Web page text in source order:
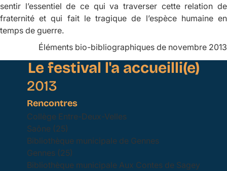
sentir l’essentiel de ce qui va traverser cette relation de
fraternité et qui fait le tragique de l’espèce humaine en
temps de guerre.
Éléments bio-bibliographiques de novembre 2013
Le festival l'a accueilli(e)
2013
Rencontres
Collège Entre-Deux-Velles
Saône (25)
Bibliothèque municipale de Gennes
Gennes (25)
Bibliothèque municipale Aux Contes de Sagey